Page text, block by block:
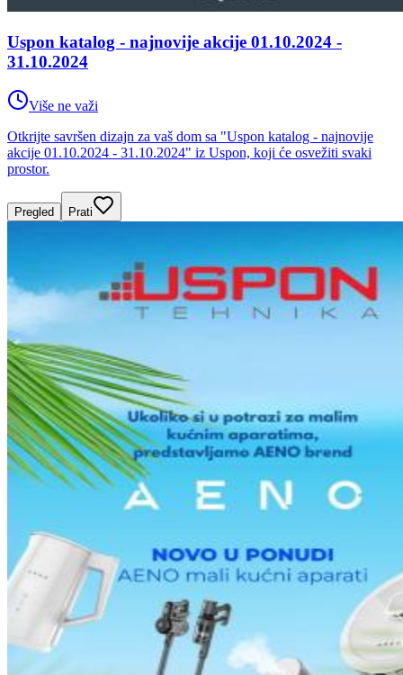
Uspon katalog - najnovije akcije 01.10.2024 -
31.10.2024
Više ne važi
Otkrijte savršen dizajn za vaš dom sa "Uspon katalog - najnovije
akcije 01.10.2024 - 31.10.2024" iz Uspon, koji će osvežiti svaki
prostor.
Pregled Prati